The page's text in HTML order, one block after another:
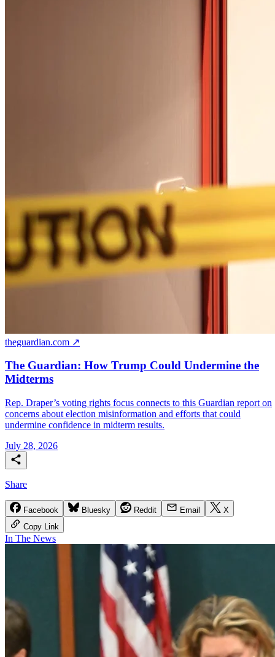
theguardian.com ↗
The Guardian: How Trump Could Undermine the
Midterms
Rep. Draper’s voting rights focus connects to this Guardian report on
concerns about election misinformation and efforts that could
undermine confidence in midterm results.
July 28, 2026
Share
Facebook Bluesky Reddit Email
X
Copy Link
In The News